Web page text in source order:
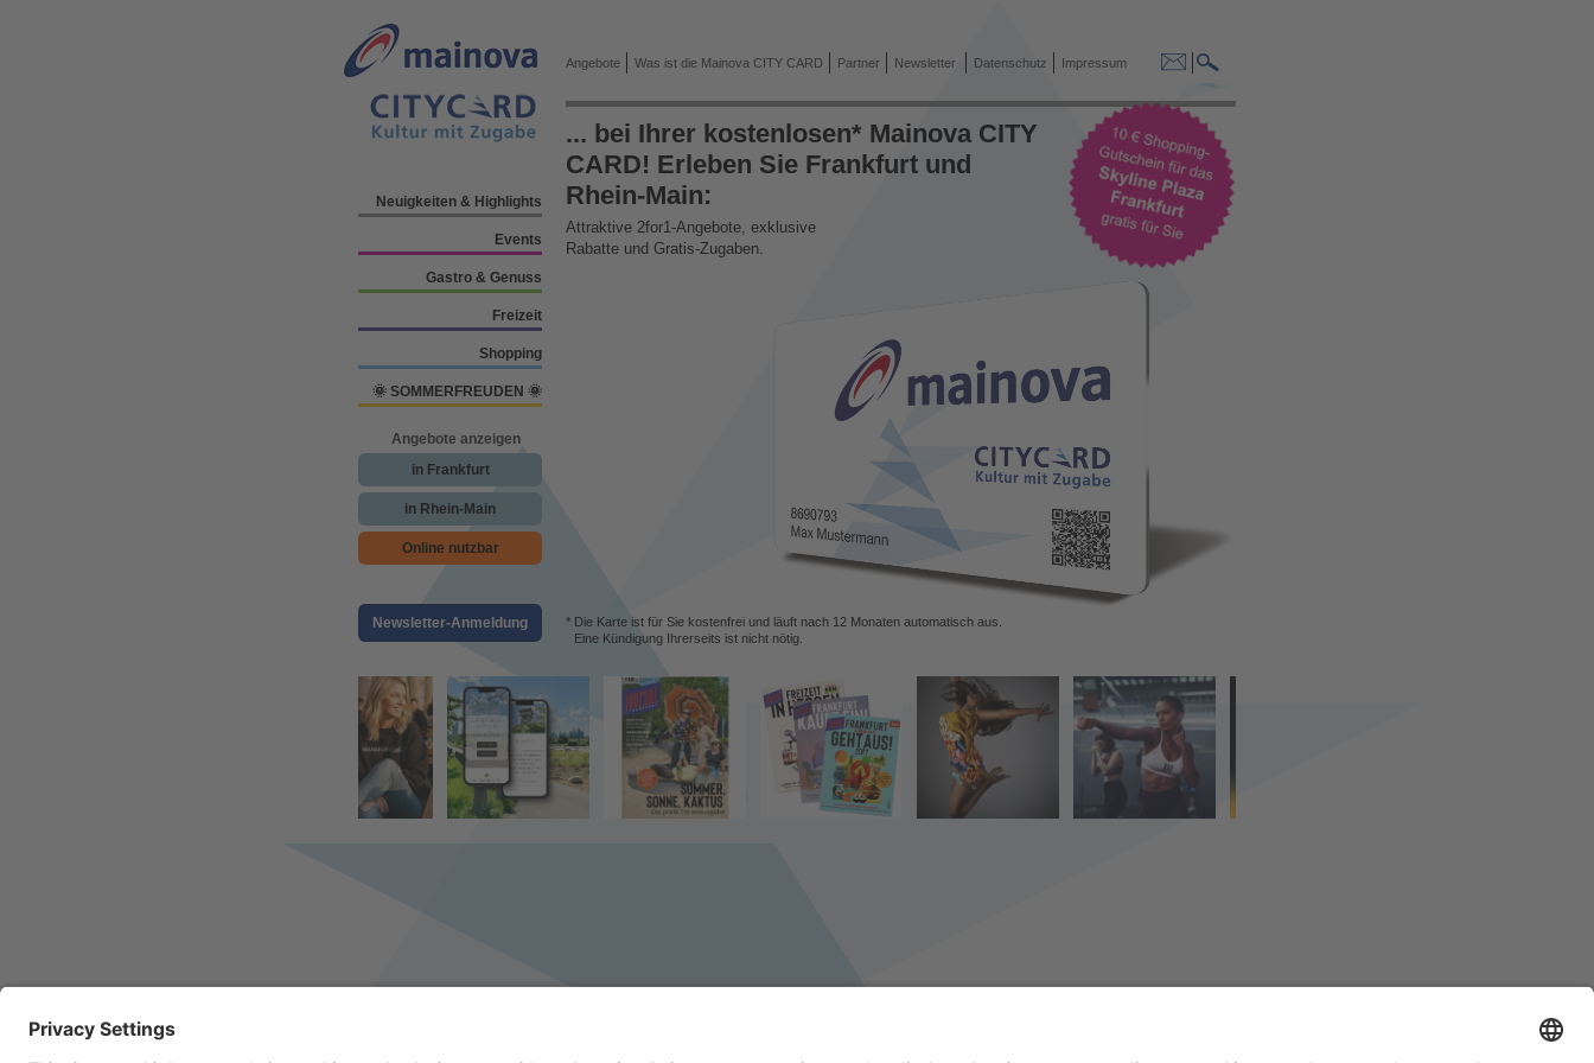
Neuigkeiten & Highlights
Events
Gastro & Genuss
Freizeit
Shopping
🌞 SOMMERFREUDEN 🌞
Angebote anzeigen
in Frankfurt
in Rhein-Main
Online nutzbar
Angebote Was ist die Mainova CITY CARD Partner Newsletter Datenschutz Impressum
... bei Ihrer kostenlosen* Mainova CITY
CARD! Erleben Sie Frankfurt und
Rhein-Main:
Attraktive 2for1-Angebote, exklusive
Rabatte und Gratis-Zugaben.
* Die Karte ist für Sie kostenfrei und läuft nach 12 Monaten automatisch aus.
Eine Kündigung Ihrerseits ist nicht nötig.